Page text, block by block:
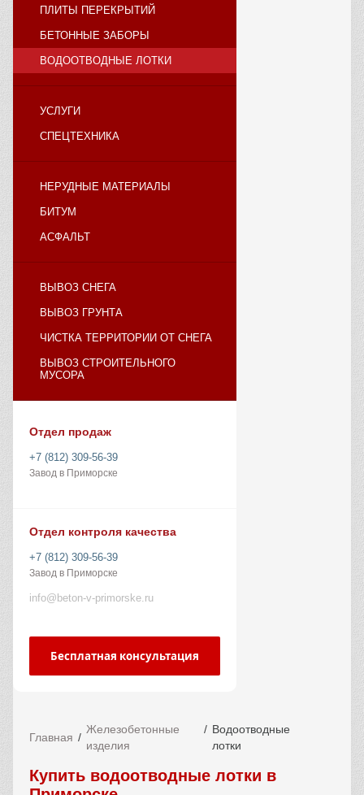
ПЛИТЫ ПЕРЕКРЫТИЙ
БЕТОННЫЕ ЗАБОРЫ
ВОДООТВОДНЫЕ ЛОТКИ
УСЛУГИ
СПЕЦТЕХНИКА
НЕРУДНЫЕ МАТЕРИАЛЫ
БИТУМ
АСФАЛЬТ
ВЫВОЗ СНЕГА
ВЫВОЗ ГРУНТА
ЧИСТКА ТЕРРИТОРИИ ОТ СНЕГА
ВЫВОЗ СТРОИТЕЛЬНОГО
МУСОРА
Отдел продаж
+7 (812) 309-56-39
Завод в Приморске
Отдел контроля качества
+7 (812) 309-56-39
Завод в Приморске
info@beton-v-primorske.ru
Бесплатная консультация
Главная
Железобетонные
изделия
Водоотводные
лотки
Купить водоотводные лотки в